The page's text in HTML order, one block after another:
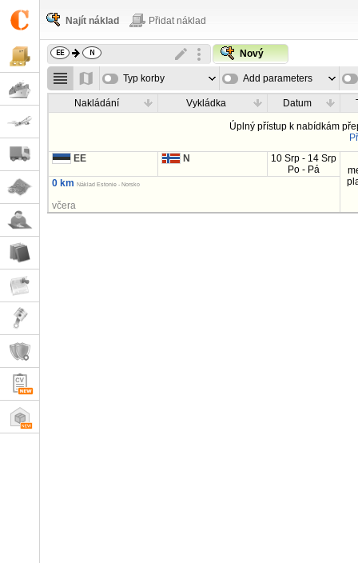
Najít náklad Přidat náklad
Nový
Typ korby Add parameters
Nakládání Vykládka Datum
Úplný přístup k nabídkám
EE
N
10 Srp - 14 Srp
Po - Pá
0 km Náklad Estonie - Norsko
včera